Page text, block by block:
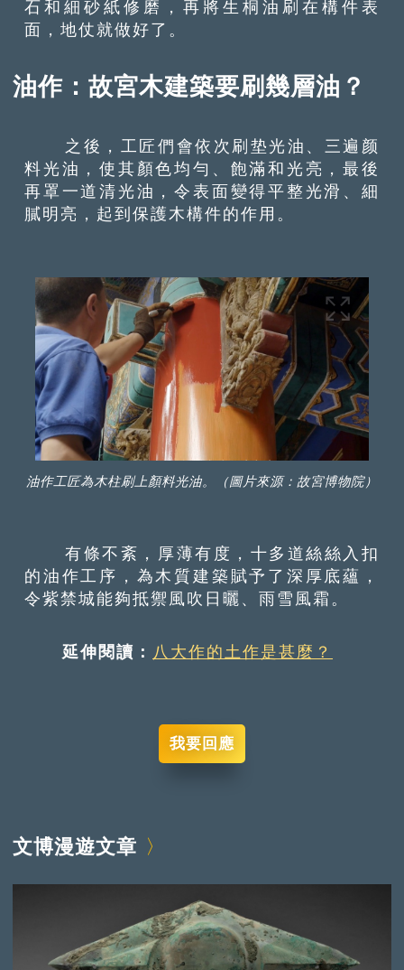
石和細砂紙修磨，再將生桐油刷在構件表
面，地仗就做好了。
油作：故宮木建築要刷幾層油？
之後，工匠們會依次刷垫光油、三遍颜
料光油，使其顏色均勻、飽滿和光亮，最後
再罩一道清光油，令表面變得平整光滑、細
膩明亮，起到保護木構件的作用。
油作工匠為木柱刷上顏料光油。（圖片來源：故宮博物院）
有條不紊，厚薄有度，十多道絲絲入扣
的油作工序，為木質建築賦予了深厚底蘊，
令紫禁城能夠抵禦風吹日曬、雨雪風霜。
延伸閱讀： 八大作的土作是甚麼？
我要回應
文博漫遊文章